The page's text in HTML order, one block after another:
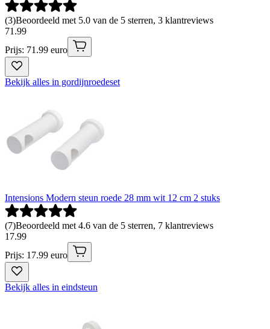
(3)Beoordeeld met 5.0 van de 5 sterren, 3 klantreviews
71 .99
Prijs: 71.99 euro
Bekijk alles in gordijnroedeset
Intensions Modern steun roede 28 mm wit 12 cm 2 stuks
(7)Beoordeeld met 4.6 van de 5 sterren, 7 klantreviews
17.99
Prijs: 17.99 euro
Bekijk alles in eindsteun